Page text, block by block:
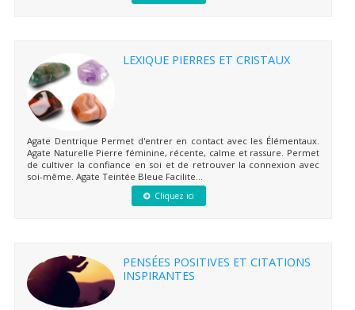
LEXIQUE PIERRES ET CRISTAUX
Agate Dentrique Permet d'entrer en contact avec les Élémentaux.
Agate Naturelle Pierre féminine, récente, calme et rassure. Permet
de cultiver la confiance en soi et de retrouver la connexion avec
soi-même. Agate Teintée Bleue Facilite...
Cliquez ici
PENSÉES POSITIVES ET CITATIONS
INSPIRANTES